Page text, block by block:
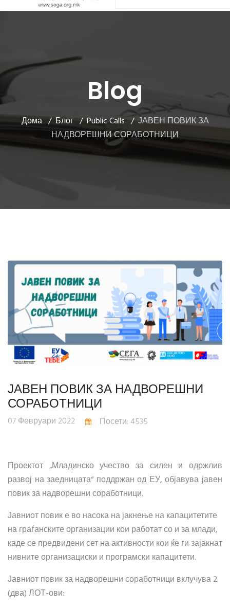
Blog
Дома Блог Public Calls
ЈАВЕН ПОВИК ЗА
НАДВОРЕШНИ СОРАБОТНИЦИ
ЈАВЕН ПОВИК ЗА НАДВОРЕШНИ
СОРАБОТНИЦИ
07 Февруари 2022 Посети: 4535
Проектот „Младинско учество за силен и одржлив
развој на заедницата“ поддржан од ЕУ, објавува јавен
повик за надворешни соработници.
Јавниот повик е во насока на јакнење на капацитетите
на граѓанските организации кои работат со и за млади,
каде се предвидени сет на активности кои ќе ги зајакнат
нивните организациски и програмски капацитети.
Јавниот повик за надворешни соработници вклучува 2
(два) ЛОТ-ови: